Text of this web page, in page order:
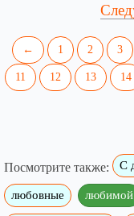
← 1 2 3
11 12 13 14
Посмотрите также: С
любовные любимой